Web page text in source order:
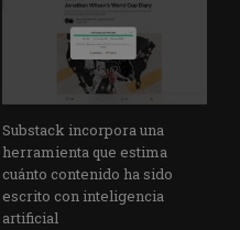
Substack incorpora una
herramienta que estima
cuánto contenido ha sido
escrito con inteligencia
artificial